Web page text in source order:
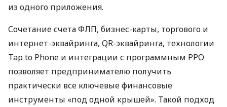
из одного приложения.
Сочетание счета ФЛП, бизнес-карты, торгового и
интернет-эквайринга, QR-эквайринга, технологии
Tap to Phone и интеграции с программным РРО
позволяет предпринимателю получить
практически все ключевые финансовые
инструменты «под одной крышей». Такой подход